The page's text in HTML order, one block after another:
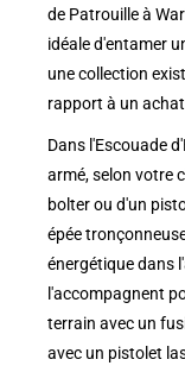
de Patrouille à
idéale d'entamer
une collection
rapport à un
Dans l'Escouade
armé, selon votre
bolter ou d'un
épée
énergétique dans
l'accompagnent
terrain avec un
avec un pistolet